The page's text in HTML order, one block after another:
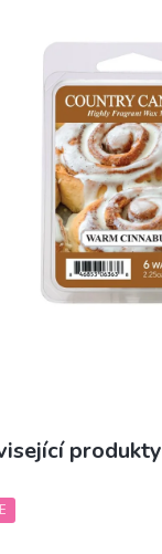
0,0
5
hvězdiček.
produkty